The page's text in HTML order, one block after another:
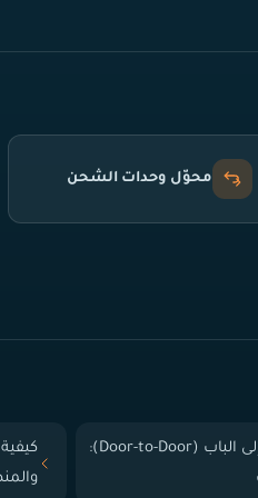
محوّل وحدات الشحن
الشحن من الباب إلى الباب (Door-to-Door):